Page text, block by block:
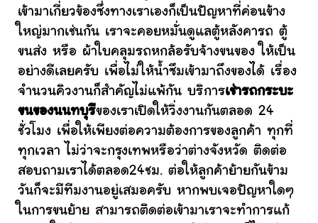
เข้ามาเกี่ยวข้องซึ่งทางเราเองก็เป็นปัญหาที่ค่อนข้าง
ใหญ่มากเช่นกัน เราจะคอยหมั่นดูแลตู้หลังคารถ ตู้
ขนส่ง หรือ ผ้าใบคลุมรถหกล้อรับจ้างขนของ ให้เป็น
อย่างดีเลยครับ เพื่อไม่ให้น้ำซึมเข้ามาถึงของได้ เรื่อง
จำนวนคิวงานก็สำคัญไม่แพ้กัน บริการเช่ารถกระบะ
ขนของนนทบุรีของเราเปิดให้วิ่งงานกันตลอด 24
ชั่วโมง เพื่อให้เพียงต่อความต้องการของลูกค้า ทุกที่
ทุกเวลา ไม่ว่าจะกรุงเทพหรือว่าต่างจังหวัด ติดต่อ
สอบถามเราได้ตลอด24ชม. ต่อให้ลูกค้าย้ายกันข้าม
วันก็จะมีทีมงานอยู่เสมอครับ หากพบเจอปัญหาใดๆ
ในการขนย้าย สามารถติดต่อเข้ามาเราจะทำการแก้